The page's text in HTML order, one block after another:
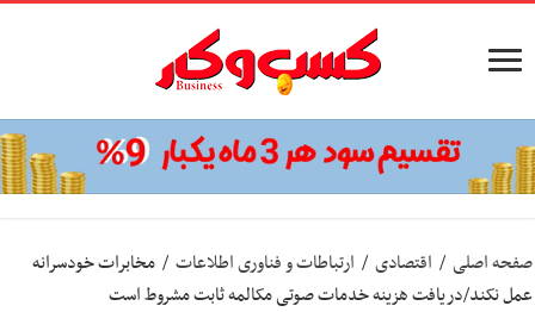
صفحه اصلی / اقتصادی / ارتباطات و فناوری اطلاعات / مخابرات خودسرانه
عمل نکند/دریافت هزینه‌ خدمات صوتی مکالمه ثابت مشروط است